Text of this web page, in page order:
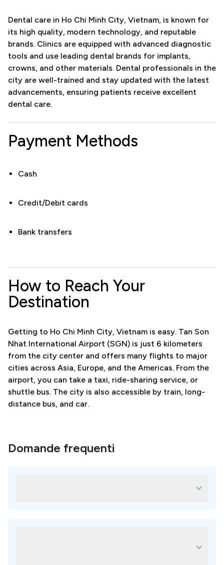
Dental care in Ho Chi Minh City, Vietnam, is known for
its high quality, modern technology, and reputable
brands. Clinics are equipped with advanced diagnostic
tools and use leading dental brands for implants,
crowns, and other materials. Dental professionals in the
city are well-trained and stay updated with the latest
advancements, ensuring patients receive excellent
dental care.
Payment Methods
Cash
Credit/Debit cards
Bank transfers
How to Reach Your
Destination
Getting to Ho Chi Minh City, Vietnam is easy. Tan Son
Nhat International Airport (SGN) is just 6 kilometers
from the city center and offers many flights to major
cities across Asia, Europe, and the Americas. From the
airport, you can take a taxi, ride-sharing service, or
shuttle bus. The city is also accessible by train, long-
distance bus, and car.
Domande frequenti